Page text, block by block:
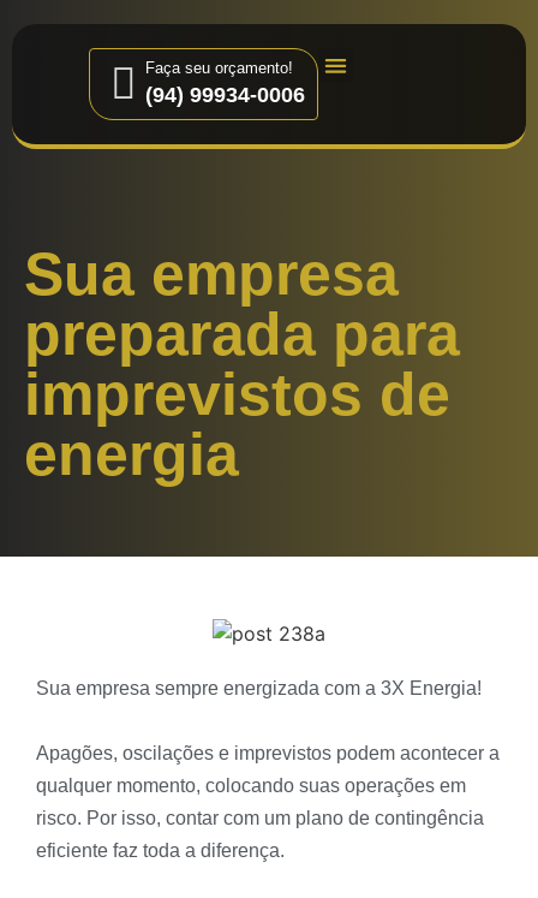
Faça seu orçamento!
(94) 99934-0006
Sua empresa
preparada para
imprevistos de
energia
Sua empresa sempre energizada com a 3X Energia!
Apagões, oscilações e imprevistos podem acontecer a
qualquer momento, colocando suas operações em
risco. Por isso, contar com um plano de contingência
eficiente faz toda a diferença.